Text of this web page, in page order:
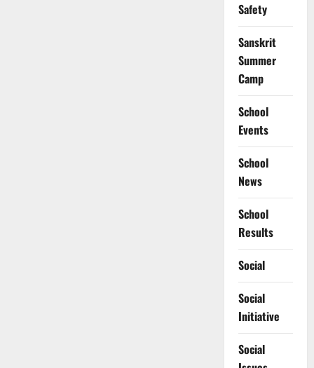
Safety
Sanskrit
Summer
Camp
School
Events
School
News
School
Results
Social
Social
Initiative
Social